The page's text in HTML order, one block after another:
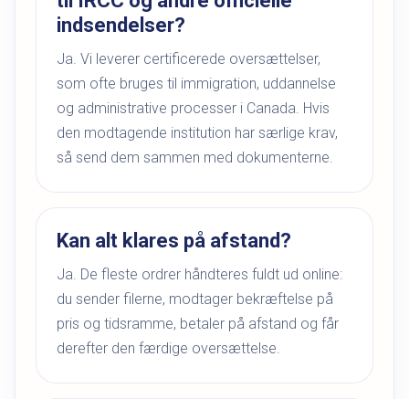
indsendelser?
Ja. Vi leverer certificerede oversættelser,
som ofte bruges til immigration, uddannelse
og administrative processer i Canada. Hvis
den modtagende institution har særlige krav,
så send dem sammen med dokumenterne.
Kan alt klares på afstand?
Ja. De fleste ordrer håndteres fuldt ud online:
du sender filerne, modtager bekræftelse på
pris og tidsramme, betaler på afstand og får
derefter den færdige oversættelse.